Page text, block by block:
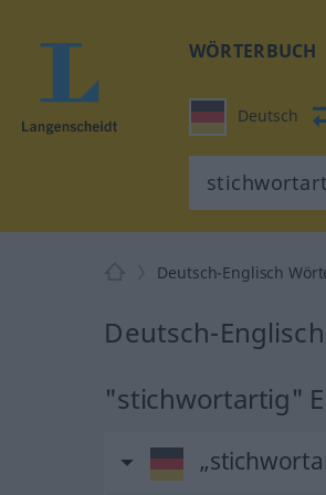
WÖRTERBUCH
Deutsch
Deutsch-Englisch
Deutsch-
"stichwortartig"